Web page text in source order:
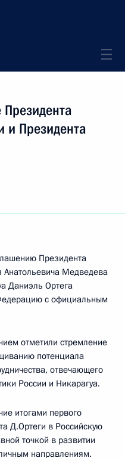
Президента
и Президента
Президента
Медведева
Даниэль Ортега
с официальным
отметили стремление
потенциала
отвечающего
России и Никарагуа.
итогами первого
Д.Ортеги в Российскую
точкой в развитии
направлениям.